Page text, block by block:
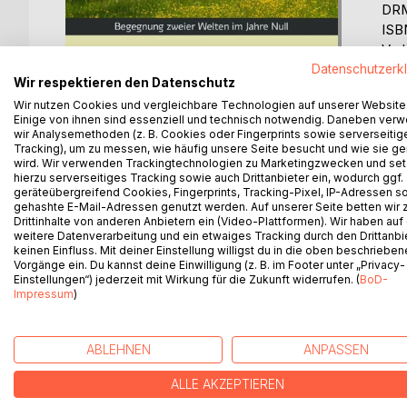
0%
Der Schauplatz dieser Erzählung ist Eisenharz im
Die hier geschilderten Ereignisse spielten sich im
Elischewa German
Ich wurde im Nachkriegsjahr
Es sind momentan noch keine Pressestimmen
Bitte melden Sie sichhier an, um eine
Wir respektieren den Datenschutz
Wir nutzen Cookies und vergleichbare Technologien auf unserer Website.
Einige von ihnen sind essenziell und technisch notwendig. Daneben
wir Analysemethoden (z. B. Cookies oder Fingerprints sowie
Tracking), um zu messen, wie häufig unsere Seite besucht und wie sie
wird. Wir verwenden Trackingtechnologien zu Marketingzwecken und
hierzu serverseitiges Tracking sowie auch Drittanbieter ein, wodurch ggf.
geräteübergreifend Cookies, Fingerprints, Tracking-Pixel, IP-Adressen
gehashte E-Mail-Adressen genutzt werden. Auf unserer Seite betten wir
Drittinhalte von anderen Anbietern ein (Video-Plattformen). Wir haben auf
weitere Datenverarbeitung und ein etwaiges Tracking durch den
keinen Einfluss. Mit deiner Einstellung willigst du in die oben
Vorgänge ein. Du kannst deine Einwilligung (z. B. im Footer unter „Privacy-
Einstellungen“) jederzeit mit Wirkung für die Zukunft widerrufen. (BoD-
Impressum)
ABLEHNEN ANPASSEN
ALLE AKZEPTIEREN